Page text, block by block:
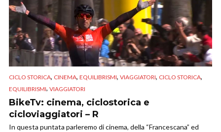
CICLO STORICA, CINEMA, EQUILIBRISMI, VIAGGIATORI, CICLO STORICA,
EQUILIBRISMI, VIAGGIATORI
BikeTv: cinema, ciclostorica e
cicloviaggiatori – R
In questa puntata parleremo di cinema, della “Francescana” ed